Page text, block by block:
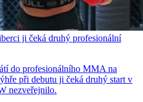
ji čeká druhý profesionální
do profesionálního MMA na
při debutu ji čeká druhý start v
nezveřejnilo.